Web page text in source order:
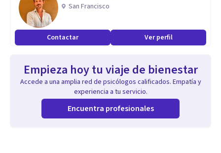
Mi compromiso radica en proporcionar una terapia
personalizada, basada en técnicas probadas
científicamente, que promueva el crecimiento personal y el
Aptitudes
Utilizo un enfoque terapéutico integrador, combinando
técnicas cognitivo-conductuales de probada eficacia con
San Francisco
Contactar Ver perfil
Empieza hoy tu viaje de bienestar
Accede a una amplia red de psicólogos calificados. Empatía y
experiencia a tu servicio.
Encuentra profesionales